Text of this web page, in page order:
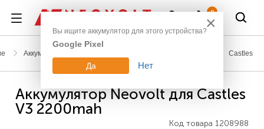
0
Аккумуляторы для сканеров штрих-кодов и терминалов Castles
Аккумулятор Neovolt для Castles
V3 2200mah
Код товара 1208988
×
Вы ищите аккумулятор для этого устройства?
Google Pixel
Да Нет